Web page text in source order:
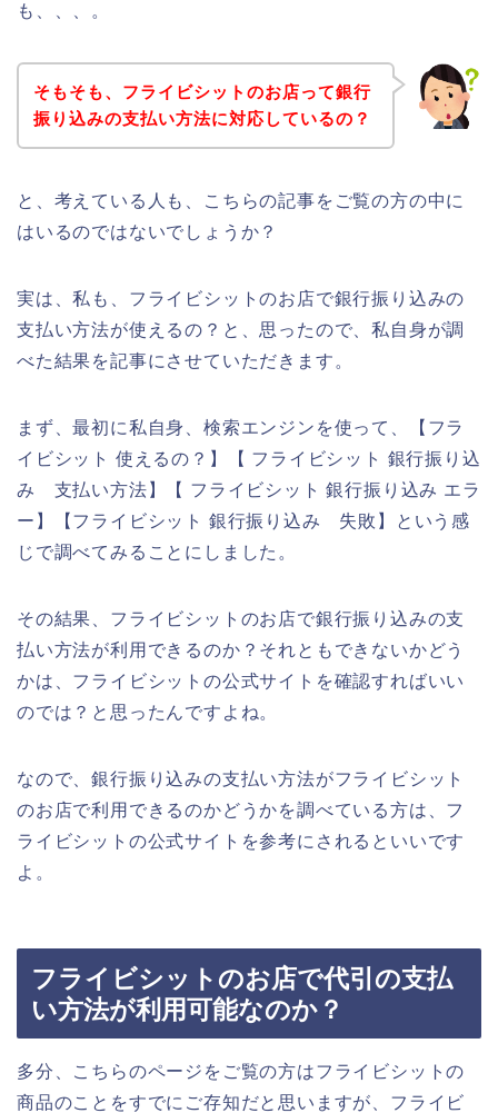
も、、、。
そもそも、フライビシットのお店って銀行
振り込みの支払い方法に対応しているの？
と、考えている人も、こちらの記事をご覧の方の中に
はいるのではないでしょうか？
実は、私も、フライビシットのお店で銀行振り込みの
支払い方法が使えるの？と、思ったので、私自身が調
べた結果を記事にさせていただきます。
まず、最初に私自身、検索エンジンを使って、【フラ
イビシット 使えるの？】【 フライビシット 銀行振り込
み 支払い方法】【 フライビシット 銀行振り込み エラ
ー】【フライビシット 銀行振り込み 失敗】という感
じで調べてみることにしました。
その結果、フライビシットのお店で銀行振り込みの支
払い方法が利用できるのか？それともできないかどう
かは、フライビシットの公式サイトを確認すればいい
のでは？と思ったんですよね。
なので、銀行振り込みの支払い方法がフライビシット
のお店で利用できるのかどうかを調べている方は、フ
ライビシットの公式サイトを参考にされるといいです
よ。
フライビシットのお店で代引の支払
い方法が利用可能なのか？
多分、こちらのページをご覧の方はフライビシットの
商品のことをすでにご存知だと思いますが、フライビ